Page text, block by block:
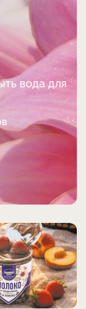
вода для